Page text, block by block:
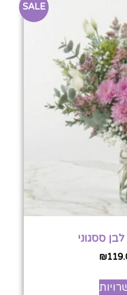
SALE
לבן ססגוני
₪